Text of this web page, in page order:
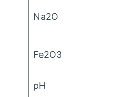
Na2O
Fe2O3
pH